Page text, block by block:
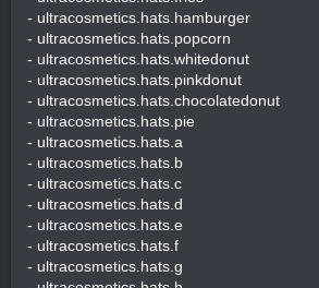
- ultracosmetics.hats.hamburger
- ultracosmetics.hats.popcorn
- ultracosmetics.hats.whitedonut
- ultracosmetics.hats.pinkdonut
- ultracosmetics.hats.chocolatedonut
- ultracosmetics.hats.pie
- ultracosmetics.hats.a
- ultracosmetics.hats.b
- ultracosmetics.hats.c
- ultracosmetics.hats.d
- ultracosmetics.hats.e
- ultracosmetics.hats.f
- ultracosmetics.hats.g